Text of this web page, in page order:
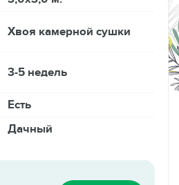
Хвоя камерной сушки
3-5 недель
Есть
Дачный